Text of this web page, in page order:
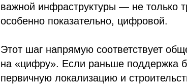
важной инфраструктуры — не только
особенно показательно, цифровой.
Этот шаг напрямую соответствует
на «цифру». Если раньше поддержка
первичную локализацию и